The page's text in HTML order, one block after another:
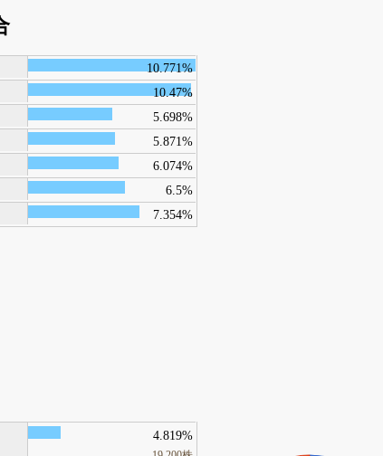
10.771%
10.47%
5.698%
5.871%
6.074%
6.5%
7.354%
4.819%